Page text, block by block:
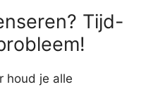
Tijd-
houd je alle